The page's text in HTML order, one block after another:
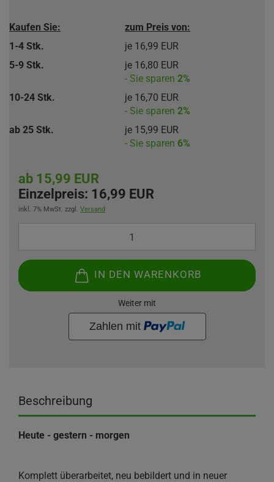
Kaufen Sie:
zum Preis von:
1-4 Stk.
je 16,99 EUR
5-9 Stk.
je 16,80 EUR
- Sie sparen2%
10-24 Stk.
je 16,70 EUR
- Sie sparen2%
ab 25 Stk.
je 15,99 EUR
- Sie sparen 6%
ab 15,99 EUR
Einzelpreis: 16,99 EUR
inkl. 7% MwSt. zzgl. Versand
IN DEN WARENKORB
Weiter mit
Beschreibung
Heute - gestern - morgen
Komplett überarbeitet, neu bebildert und in neuer